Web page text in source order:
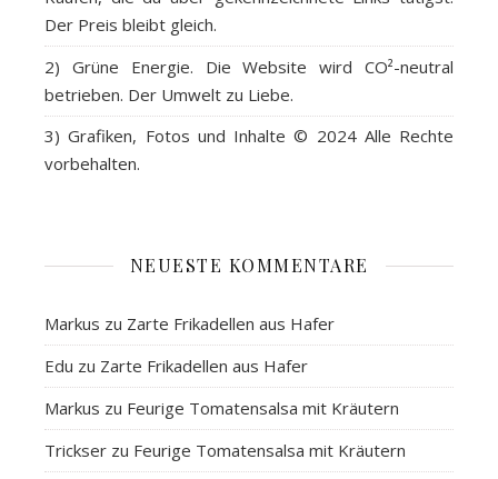
Der Preis bleibt gleich.
2) Grüne Energie. Die Website wird CO²-neutral
betrieben. Der Umwelt zu Liebe.
3)Grafiken, Fotos und Inhalte © 2024 Alle Rechte
vorbehalten.
NEUESTE KOMMENTARE
Markus zu Zarte Frikadellen aus Hafer
Edu zu Zarte Frikadellen aus Hafer
Markus zu Feurige Tomatensalsa mit Kräutern
Trickser zu Feurige Tomatensalsa mit Kräutern